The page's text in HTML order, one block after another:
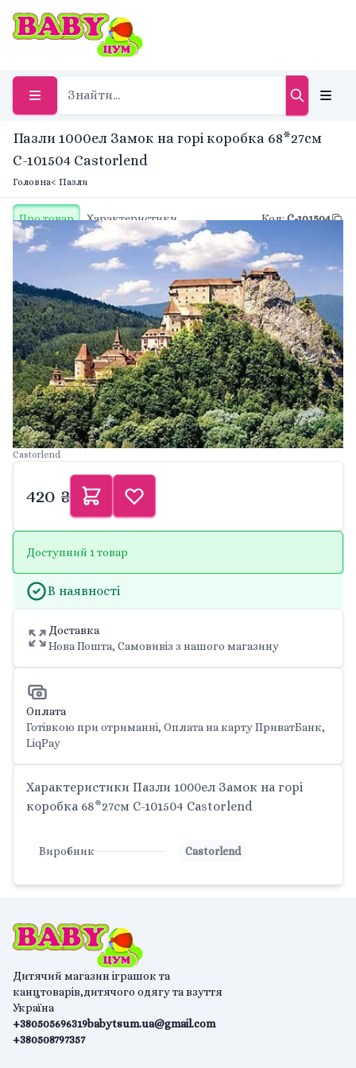
Пазли 1000ел Замок на горі коробка 68*27см
С-101504 Castorlend
Головна< Пазли
Про товар Характеристики Код:С-101504
Castorlend
420 ₴
Доступний 1 товар
В наявності
Доставка
Нова Пошта, Самовивіз з нашого магазину
Оплата
Готівкою при отриманні, Оплата на карту ПриватБанк,
LiqPay
Характеристики Пазли 1000ел Замок на горі
коробка 68*27см С-101504 Castorlend
Виробник Castorlend
Дитячий магазин іграшок та
канцтоварів,дитячого одягу та взуття
Україна
+380505696319
+380508797357
babytsum.ua@gmail.com